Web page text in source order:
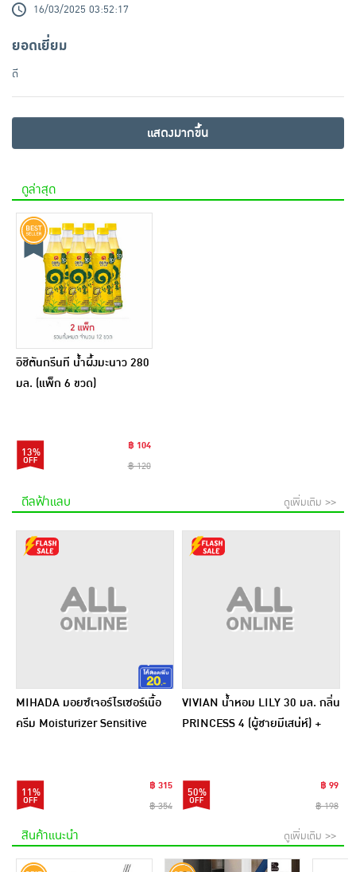
16/03/2025 03:52:17
ยอดเยี่ยม
ดี
แสดงมากขึ้น
ดูล่าสุด
อิชิตันกรีนที น้ำผึ้งมะนาว 280
มล. (แพ็ก 6 ขวด)
13%
฿ 104
฿ 120
ดีลฟ้าแลบ ดูเพิ่มเติม >>
MIHADA มอยซ์เจอร์ไรเซอร์เนื้อ
ครีม Moisturizer Sensitive
11%
฿ 315
฿ 354
VIVIAN น้ำหอม LILY 30 มล. กลิ่น
PRINCESS 4 (ผู้ชายมีเสน่ห์) +
50%
฿ 99
฿ 198
สินค้าแนะนำ ดูเพิ่มเติม >>